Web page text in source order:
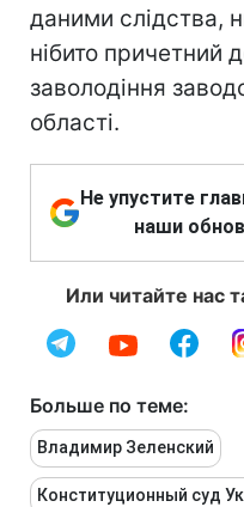
даними слідства,
нібито причетний
заволодіння
області.
Не упустите
наши
Или читайте нас
Больше по теме:
Владимир Зеленский
Конституционный суд